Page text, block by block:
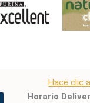
Hacé clic
Horario